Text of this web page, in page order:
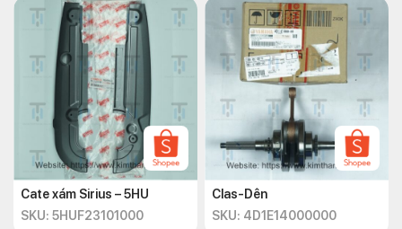
Cate xám Sirius – 5HU
SKU: 5HUF23101000
Clas-Dên
SKU: 4D1E14000000